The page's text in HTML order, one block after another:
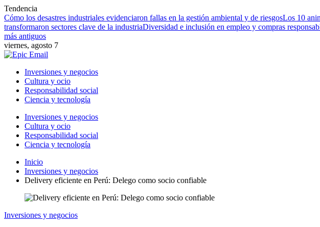
Tendencia
Cómo los desastres industriales evidenciaron fallas en la gestión ambiental y de riesgosLos 10
transformaron sectores clave de la industriaDiversidad e inclusión en empleo y compras
más antiguos
viernes, agosto 7
Inversiones y negocios
Cultura y ocio
Responsabilidad social
Ciencia y tecnología
Inversiones y negocios
Cultura y ocio
Responsabilidad social
Ciencia y tecnología
Inicio
Inversiones y negocios
Delivery eficiente en Perú: Delego como socio confiable
Inversiones y negocios